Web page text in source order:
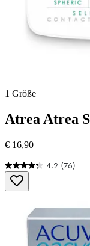
1 Größe
Atrea Atrea
€ 16,90
4.2 (76)
4.2
von
5
Bewertungen